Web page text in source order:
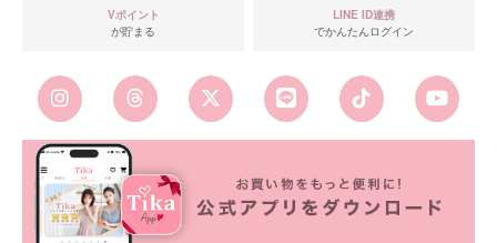
Vポイント
が貯まる
LINE ID連携
でかんたんログイン